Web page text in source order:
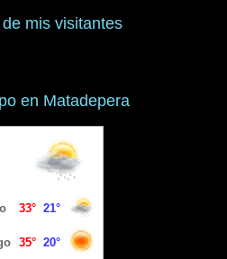
mis visitantes
en Matadepera